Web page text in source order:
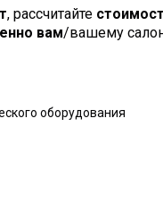
, рассчитайте
вам/вашему
оборудования